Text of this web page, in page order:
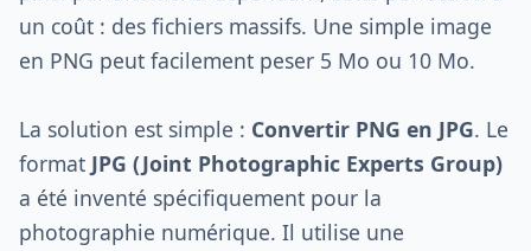
un coût : des fichiers massifs. Une simple image
en PNG peut facilement peser 5 Mo ou 10 Mo.
La solution est simple : Convertir PNG en JPG. Le
format JPG (Joint Photographic Experts Group)
a été inventé spécifiquement pour la
photographie numérique. Il utilise une